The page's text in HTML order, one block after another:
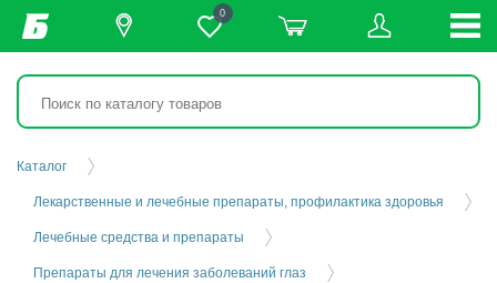
0
Каталог
Лекарственные и лечебные препараты, профилактика здоровья
Лечебные средства и препараты
Препараты для лечения заболеваний глаз